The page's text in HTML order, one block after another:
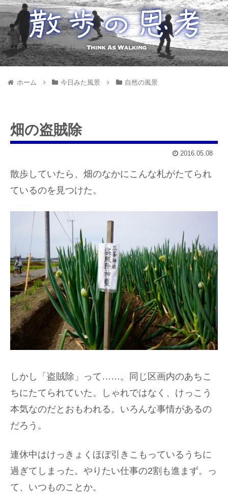
ホーム 今日みた風景 自然の風景
畑の盗賊除
2016.05.08
散歩していたら、畑のなかにこんな札がたてられ
ているのを見つけた。
しかし「盗賊除」って……。同じ区画内のあちこ
ちにたてられていた。しゃれではなく、けっこう
本気なのだとおもわれる。いろんな事情があるの
だろう。
連休中はけっきょくほぼ引きこもっているうちに
過ぎてしまった。やりたい仕事の2割も進まず。っ
て、いつものことか。